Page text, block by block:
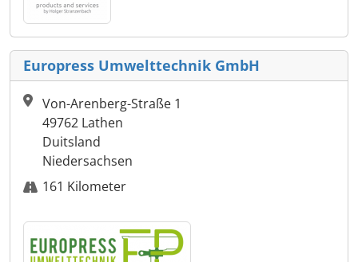
Europress Umwelttechnik GmbH
Von-Arenberg-Straße 1
49762 Lathen
Duitsland
Niedersachsen
161 Kilometer